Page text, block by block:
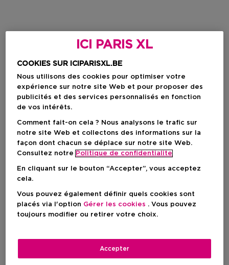
ICI PARIS XL
COOKIES SUR ICIPARISXL.BE
Nous utilisons des cookies pour optimiser votre
expérience sur notre site Web et pour proposer des
publicités et des services personnalisés en fonction
de vos intérêts.
Comment fait-on cela ? Nous analysons le trafic sur
notre site Web et collectons des informations sur la
façon dont chacun se déplace sur notre site Web.
Consultez notre Politique de confidentialite
En cliquant sur le bouton “Accepter”, vous acceptez
cela.
Vous pouvez également définir quels cookies sont
placés via l'option Gérer les cookies . Vous pouvez
toujours modifier ou retirer votre choix.
Accepter